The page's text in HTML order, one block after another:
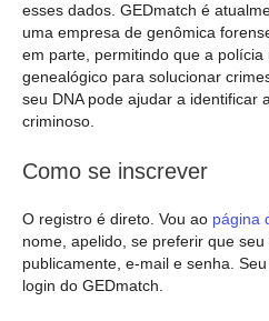
esses dados. GEDmatch é
uma empresa de genômica
em parte, permitindo que a
genealógico para solucionar
seu DNA pode ajudar a identificar
criminoso.
Como se inscrever
O registro é direto. Vou ao página
nome, apelido, se preferir que
publicamente, e-mail e senha.
login do GEDmatch.